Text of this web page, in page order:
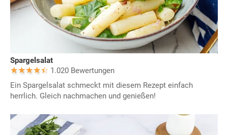
Spargelsalat
1.020 Bewertungen
Ein Spargelsalat schmeckt mit diesem Rezept einfach
herrlich. Gleich nachmachen und genießen!